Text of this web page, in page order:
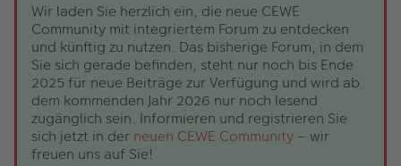
Wir laden Sie herzlich ein, die neue CEWE
Community mit integriertem Forum zu entdecken
und künftig zu nutzen. Das bisherige Forum, in dem
Sie sich gerade befinden, steht nur noch bis Ende
2025 für neue Beiträge zur Verfügung und wird ab
dem kommenden Jahr 2026 nur noch lesend
zugänglich sein. Informieren und registrieren Sie
sich jetzt in der neuen CEWE Community – wir
freuen uns auf Sie!